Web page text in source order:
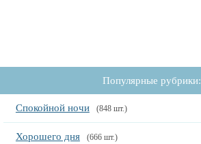
Популярные рубрики:
Спокойной ночи (848 шт.)
Хорошего дня (666 шт.)